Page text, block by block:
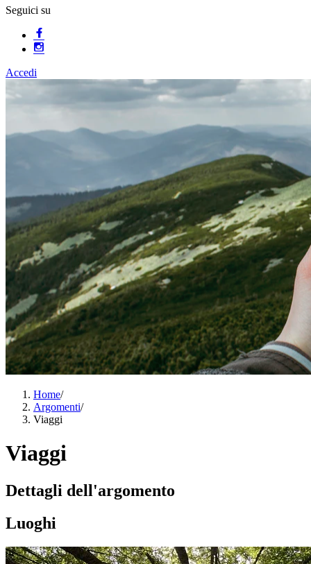
Seguici su
Accedi
Home/
Argomenti/
Viaggi
Viaggi
Dettagli dell'argomento
Luoghi